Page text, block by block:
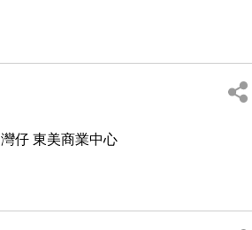
灣仔 東美商業中心